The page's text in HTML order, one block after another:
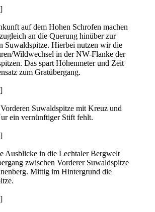
auf dem Hohen Schrofen machen
an die Querung hinüber zur
Suwaldspitze. Hierbei nutzen wir die
Wildwechsel in der NW-Flanke der
Das spart Höhenmeter und Zeit
zum Gratübergang.
Suwaldspitze mit Kreuz und
ein vernünftiger Stift fehlt.
Ausblicke in die Lechtaler Bergwelt
zwischen Vorderer Suwaldspitze
Mittig im Hintergrund die